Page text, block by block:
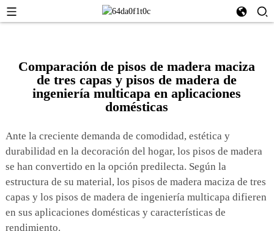
Comparación de pisos de madera maciza
de tres capas y pisos de madera de
ingeniería multicapa en aplicaciones
domésticas
Ante la creciente demanda de comodidad, estética y
durabilidad en la decoración del hogar, los pisos de madera
se han convertido en la opción predilecta. Según la
estructura de su material, los pisos de madera maciza de tres
capas y los pisos de madera de ingeniería multicapa difieren
en sus aplicaciones domésticas y características de
rendimiento.